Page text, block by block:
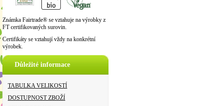
Známka Fairtrade® se vztahuje na výrobky z
FT certifikovaných surovin.
Certifikáty se vztahují vždy na konkrétní
výrobek.
Důležité informace
TABULKA VELIKOSTÍ
DOSTUPNOST ZBOŽÍ